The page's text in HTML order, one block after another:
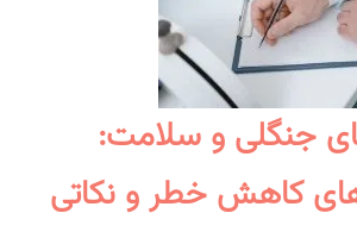
جنگلی و سلامت:
کاهش خطر و نکاتی